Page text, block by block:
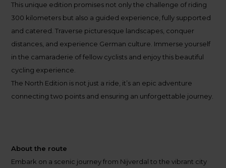
This unique edition promises not only the challenge of riding
300 kilometers but also a guided experience, fully supported
and catered. Traverse picturesque landscapes, conquer
distances, and experience German culture. Immerse yourself
in the camaraderie of fellow cyclists and enjoy this beautiful
cycling experience.
The North Edition is not just a ride, it’s an epic adventure
connecting two points and ensuring an unforgettable journey.
About the route
Embark on a scenic journey from Nijverdal to the vibrant city